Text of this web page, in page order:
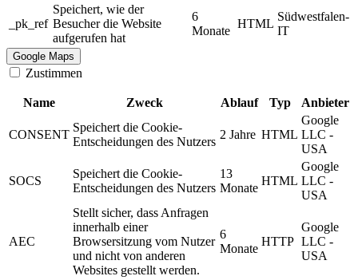
_pk_ref
Speichert, wie der
Besucher die Website
aufgerufen hat
6
Monate
HTML
Südwestfalen-
IT
Google Maps
Zustimmen
Name Zweck Ablauf Typ Anbieter
CONSENT
Speichert die Cookie-
Entscheidungen des Nutzers
2 Jahre HTML
Google
LLC -
USA
SOCS
Speichert die Cookie-
Entscheidungen des Nutzers
13
Monate
HTML
Google
LLC -
USA
AEC
Stellt sicher, dass Anfragen
innerhalb einer
Browsersitzung vom Nutzer
und nicht von anderen
Websites gestellt werden.
6
Monate
HTTP
Google
LLC -
USA